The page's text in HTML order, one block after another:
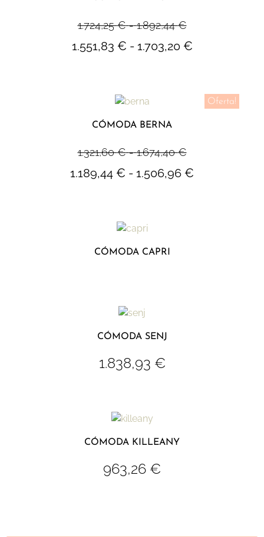
1.724,25€ - 1.892,44€
1.551,83 € - 1.703,20 €
Oferta!
CÓMODA BERNA
1.321,60€ - 1.674,40€
1.189,44 € - 1.506,96 €
CÓMODA CAPRI
CÓMODA SENJ
1.838,93 €
CÓMODA KILLEANY
963,26 €